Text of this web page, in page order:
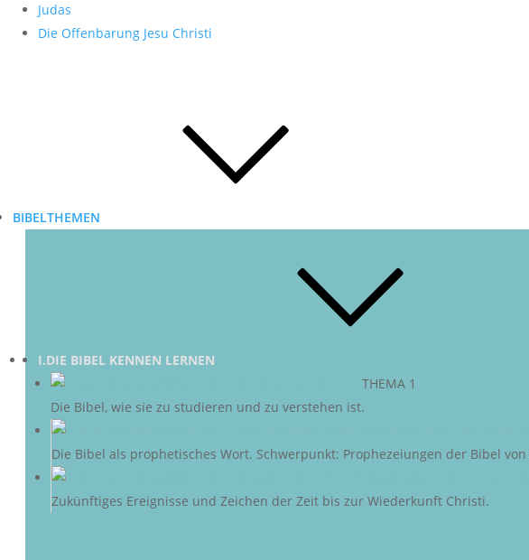
Judas
Die Offenbarung Jesu Christi
BIBELTHEMEN
I.DIE BIBEL KENNEN LERNEN
THEMA 1
Die Bibel, wie sie zu studieren und zu verstehen ist.
Die Bibel als prophetisches Wort. Schwerpunkt: Prophezeiungen der Bibel
Zukünftiges Ereignisse und Zeichen der Zeit bis zur Wiederkunft Christi.